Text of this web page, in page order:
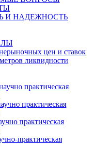
И НАДЕЖНОСТЬ
цен и ставок
ликвидности
практическая
практическая
практическая
практическая